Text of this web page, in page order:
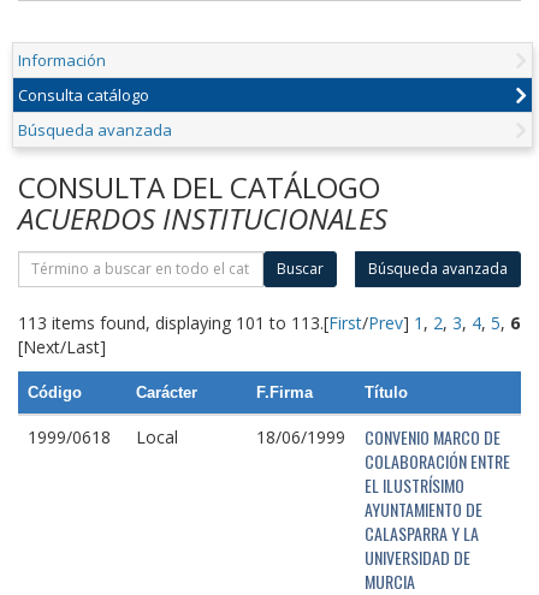
Información
Consulta catálogo
Búsqueda avanzada
CONSULTA DEL CATÁLOGO
ACUERDOS INSTITUCIONALES
Buscar Búsqueda avanzada
113 items found, displaying 101 to 113.[First/Prev] 1 , 2, 3, 4, 5, 6
[Next/Last]
Código Carácter F.Firma Título
1999/0618 Local 18/06/1999
CONVENIO MARCO DE
COLABORACIÓN ENTRE
EL ILUSTRÍSIMO
AYUNTAMIENTO DE
CALASPARRA Y LA
UNIVERSIDAD DE
MURCIA